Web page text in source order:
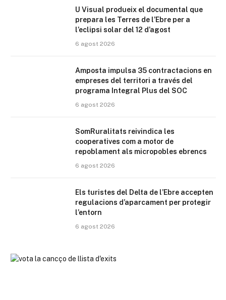
U Visual produeix el documental que
prepara les Terres de l’Ebre per a
l’eclipsi solar del 12 d’agost
6 agost 2026
Amposta impulsa 35 contractacions en
empreses del territori a través del
programa Integral Plus del SOC
6 agost 2026
SomRuralitats reivindica les
cooperatives com a motor de
repoblament als micropobles ebrencs
6 agost 2026
Els turistes del Delta de l’Ebre accepten
regulacions d’aparcament per protegir
l’entorn
6 agost 2026